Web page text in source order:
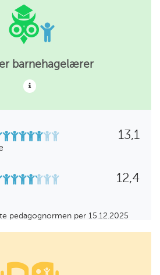
barnehagelærer
13,1
12,4
pedagognormen per 15.12.2025